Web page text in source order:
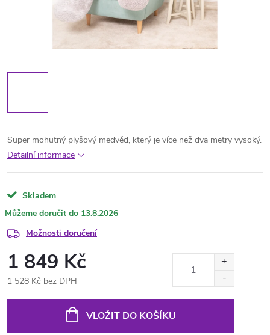
Super mohutný plyšový medvěd, který je více než dva metry vysoký.
Detailní informace
Skladem
13.8.2026
Možnosti doručení
1 849 Kč
1 528 Kč bez DPH
VLOŽIT DO KOŠÍKU